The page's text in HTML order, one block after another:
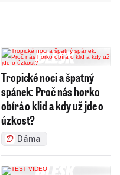
Tropické noci a špatný
spánek: Proč nás horko
obírá o klid a kdy už jde o
úzkost?
Dáma